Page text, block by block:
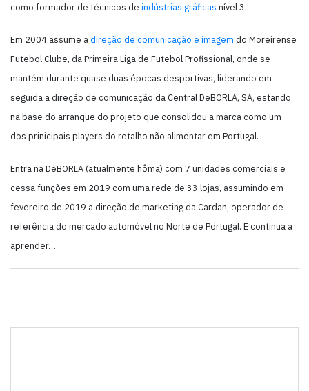
como formador de técnicos de indústrias gráficas nível 3.
Em 2004 assume a direção de comunicação e imagem do Moreirense
Futebol Clube, da Primeira Liga de Futebol Profissional, onde se
mantém durante quase duas épocas desportivas, liderando em
seguida a direção de comunicação da Central DeBORLA, SA, estando
na base do arranque do projeto que consolidou a marca como um
dos prinicipais players do retalho não alimentar em Portugal.
Entra na DeBORLA (atualmente hôma) com 7 unidades comerciais e
cessa funções em 2019 com uma rede de 33 lojas, assumindo em
fevereiro de 2019 a direção de marketing da Cardan, operador de
referência do mercado automóvel no Norte de Portugal. E continua a
aprender…